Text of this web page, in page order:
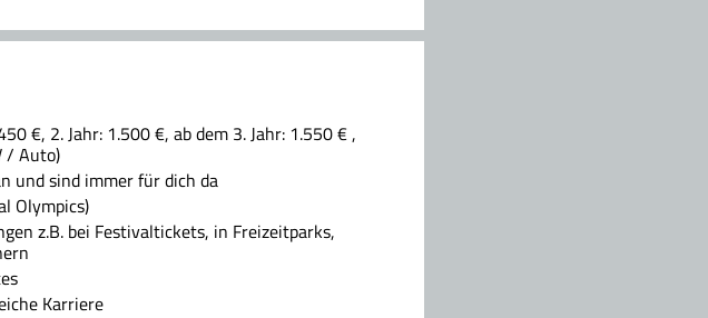
€, 2. Jahr: 1.500 €, ab dem 3. Jahr: 1.550 € ,
/ Auto)
und sind immer für dich da
Olympics)
z.B. bei Festivaltickets, in Freizeitparks,
Karriere